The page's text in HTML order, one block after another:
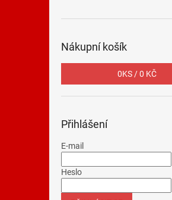
Nákupní košík
0KS /0 KČ
Přihlášení
E-mail
Heslo